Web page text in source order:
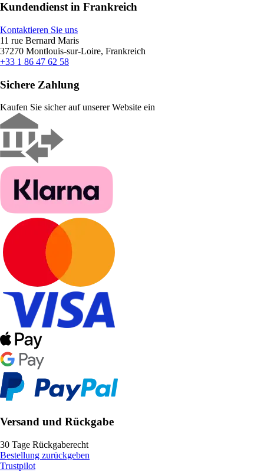
Kundendienst in Frankreich
Kontaktieren Sie uns
11 rue Bernard Maris
37270 Montlouis-sur-Loire, Frankreich
+33 1 86 47 62 58
Sichere Zahlung
Kaufen Sie sicher auf unserer Website ein
Versand und Rückgabe
30 Tage Rückgaberecht
Bestellung zurückgeben
Trustpilot